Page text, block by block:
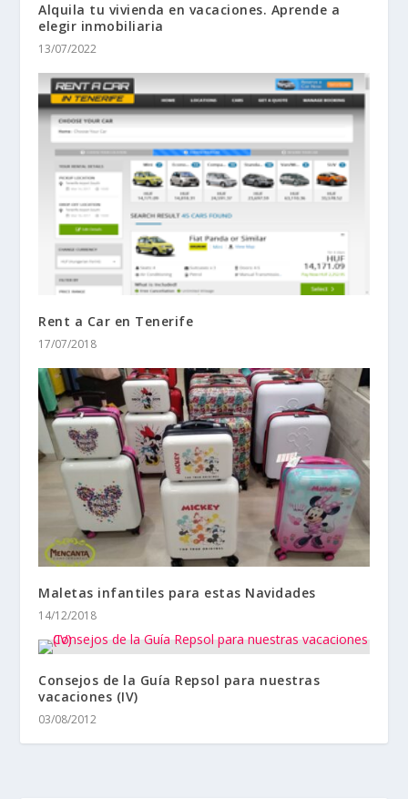
Alquila tu vivienda en vacaciones. Aprende a
elegir inmobiliaria
13/07/2022
Rent a Car en Tenerife
17/07/2018
Maletas infantiles para estas Navidades
14/12/2018
Consejos de la Guía Repsol para nuestras
vacaciones (IV)
03/08/2012